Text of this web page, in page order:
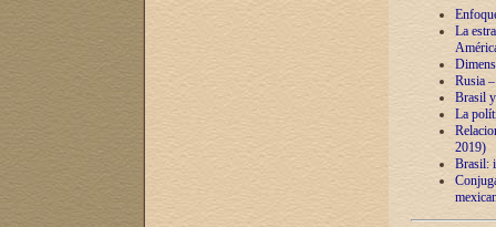
La
Rusia
Brasil
La
2019)
Brasil: